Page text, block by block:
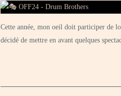
Cette année, mon oeil doit participer de
décidé de mettre en avant quelques